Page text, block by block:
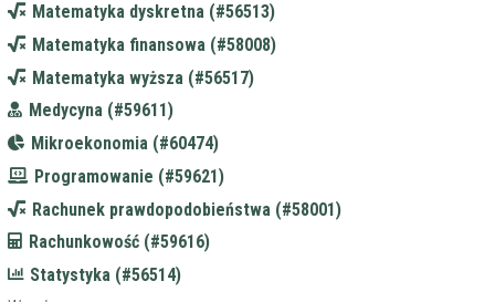
Matematyka dyskretna (#56513)
Matematyka finansowa (#58008)
Matematyka wyższa (#56517)
Medycyna (#59611)
Mikroekonomia (#60474)
Programowanie (#59621)
Rachunek prawdopodobieństwa (#58001)
Rachunkowość (#59616)
Statystyka (#56514)